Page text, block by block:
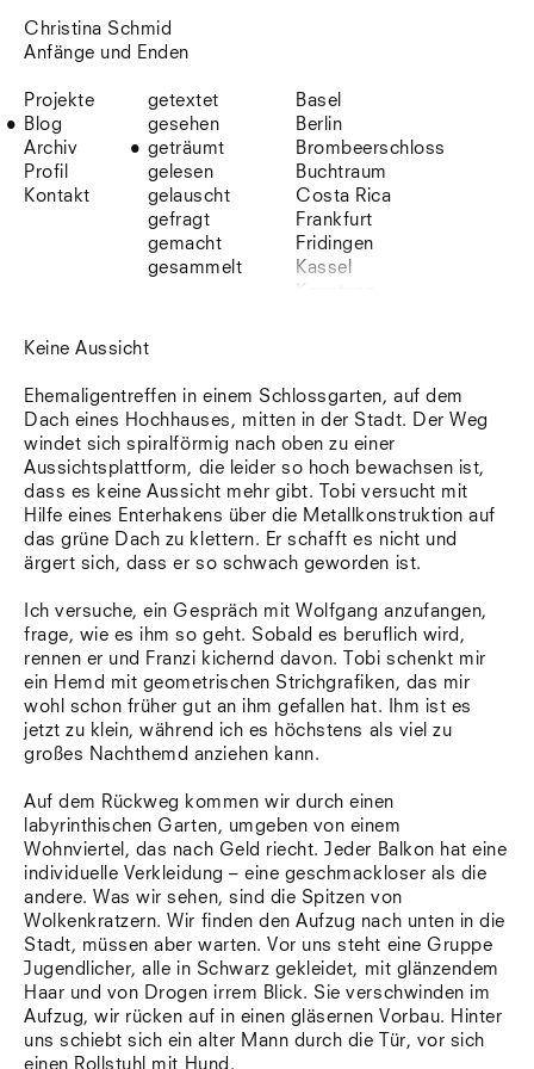
Christina Schmid
Anfänge und Enden
Projekte
Blog
Archiv
Profil
Kontakt
getextet
gesehen
geträumt
gelesen
gelauscht
gefragt
gemacht
gesammelt
Basel
Berlin
Brombeerschloss
Buchtraum
Costa Rica
Frankfurt
Fridingen
Kassel
Lissabon
Paris
Sonnenbühl
Straßburg
Stuttgart
Sylt
Vellexon
Venedig
Zürich
Offenes Buch
Keine Aussicht
Ehemaligentreffen in einem Schlossgarten, auf dem
Dach eines Hochhauses, mitten in der Stadt. Der Weg
windet sich spiralförmig nach oben zu einer
Aussichtsplattform, die leider so hoch bewachsen ist,
dass es keine Aussicht mehr gibt. Tobi versucht mit
Hilfe eines Enterhakens über die Metallkonstruktion auf
das grüne Dach zu klettern. Er schafft es nicht und
ärgert sich, dass er so schwach geworden ist.
Ich versuche, ein Gespräch mit Wolfgang anzufangen,
frage, wie es ihm so geht. Sobald es beruflich wird,
rennen er und Franzi kichernd davon. Tobi schenkt mir
ein Hemd mit geometrischen Strichgrafiken, das mir
wohl schon früher gut an ihm gefallen hat. Ihm ist es
jetzt zu klein, während ich es höchstens als viel zu
großes Nachthemd anziehen kann.
Auf dem Rückweg kommen wir durch einen
labyrinthischen Garten, umgeben von einem
Wohnviertel, das nach Geld riecht. Jeder Balkon hat eine
individuelle Verkleidung – eine geschmackloser als die
andere. Was wir sehen, sind die Spitzen von
Wolkenkratzern. Wir finden den Aufzug nach unten in die
Stadt, müssen aber warten. Vor uns steht eine Gruppe
Jugendlicher, alle in Schwarz gekleidet, mit glänzendem
Haar und von Drogen irrem Blick. Sie verschwinden im
Aufzug, wir rücken auf in einen gläsernen Vorbau. Hinter
uns schiebt sich ein alter Mann durch die Tür, vor sich
einen Rollstuhl mit Hund.